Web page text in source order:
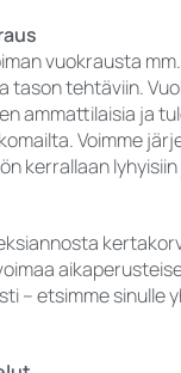
vuokrausta
tason tehtäviin.
ammattilaisia ja
Voimme
kerrallaan
– etsimme sinulle